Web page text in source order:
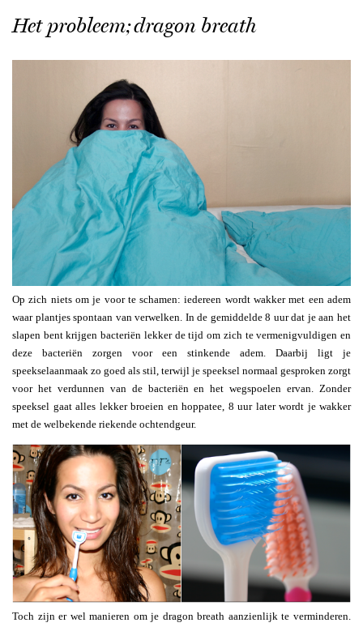
Het probleem; dragon breath
Op zich niets om je voor te schamen: iedereen wordt wakker met een adem
waar plantjes spontaan van verwelken. In de gemiddelde 8 uur dat je aan het
slapen bent krijgen bacteriën lekker de tijd om zich te vermenigvuldigen en
deze bacteriën zorgen voor een stinkende adem. Daarbij ligt je
speekselaanmaak zo goed als stil, terwijl je speeksel normaal gesproken zorgt
voor het verdunnen van de bacteriën en het wegspoelen ervan. Zonder
speeksel gaat alles lekker broeien en hoppatee, 8 uur later wordt je wakker
met de welbekende riekende ochtendgeur.
Toch zijn er wel manieren om je dragon breath aanzienlijk te verminderen.